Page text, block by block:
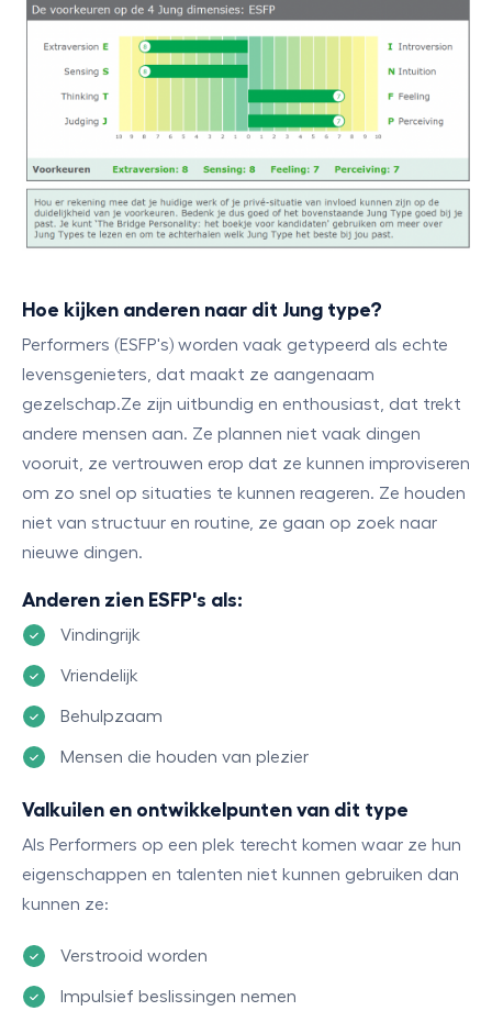
Hoe kijken anderen naar dit Jung type?
Performers (ESFP's) worden vaak getypeerd als echte
levensgenieters, dat maakt ze aangenaam
gezelschap.Ze zijn uitbundig en enthousiast, dat trekt
andere mensen aan. Ze plannen niet vaak dingen
vooruit, ze vertrouwen erop dat ze kunnen improviseren
om zo snel op situaties te kunnen reageren. Ze houden
niet van structuur en routine, ze gaan op zoek naar
nieuwe dingen.
Anderen zien ESFP's als:
Vindingrijk
Vriendelijk
Behulpzaam
Mensen die houden van plezier
Valkuilen en ontwikkelpunten van dit type
Als Performers op een plek terecht komen waar ze hun
eigenschappen en talenten niet kunnen gebruiken dan
kunnen ze:
Verstrooid worden
Impulsief beslissingen nemen